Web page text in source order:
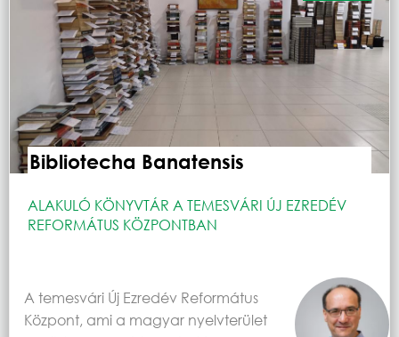
Bibliotecha Banatensis
ALAKULÓ KÖNYVTÁR A TEMESVÁRI ÚJ EZREDÉV
REFORMÁTUS KÖZPONTBAN
A temesvári Új Ezredév Református
Központ, ami a magyar nyelvterület